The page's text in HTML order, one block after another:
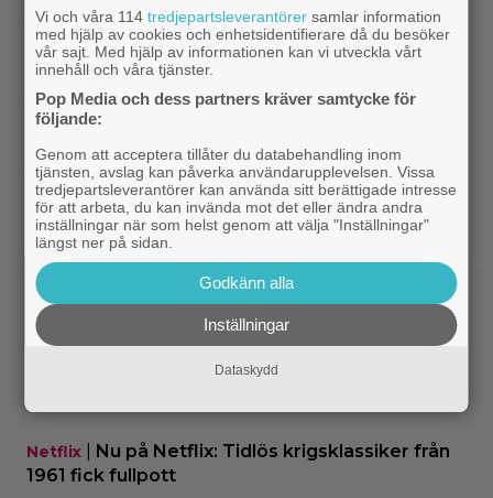
HBO Max|Nu på HBO Max: Tom Hardy gör sin
bästa roll i ”fullkomligt lysande” drama från 2013
Streamingtips
vem som är mördaren i ”Beck” nummer 20
Christopher Nolan|På tv ikväll: En av Nolans
bästa filmer fyller 20 – gick nästan till en annan
regissör
TV-spel
På tv ikväll: Edward Norton gjorde sin
hyllade filmdebut i denna skarpa thriller
Sista säsongen av ”The Witcher”
Netflix
Nu på Netflix: Tidlös krigsklassiker från
1961 fick fullpott
Vi och våra 114tredjepartsleverantörer samlar information
med hjälp av cookies och enhetsidentifierare då du besöker
vår sajt. Med hjälp av informationen kan vi utveckla vårt
innehåll och våra tjänster.
Pop Media och dess partners kräver samtycke för
följande:
Genom att acceptera tillåter du databehandling inom
tjänsten, avslag kan påverka användarupplevelsen. Vissa
tredjepartsleverantörer kan använda sitt berättigade intresse
för att arbeta, du kan invända mot det eller ändra andra
inställningar när som helst genom att välja "Inställningar"
längst ner på sidan.
Godkänn alla
Inställningar
Dataskydd